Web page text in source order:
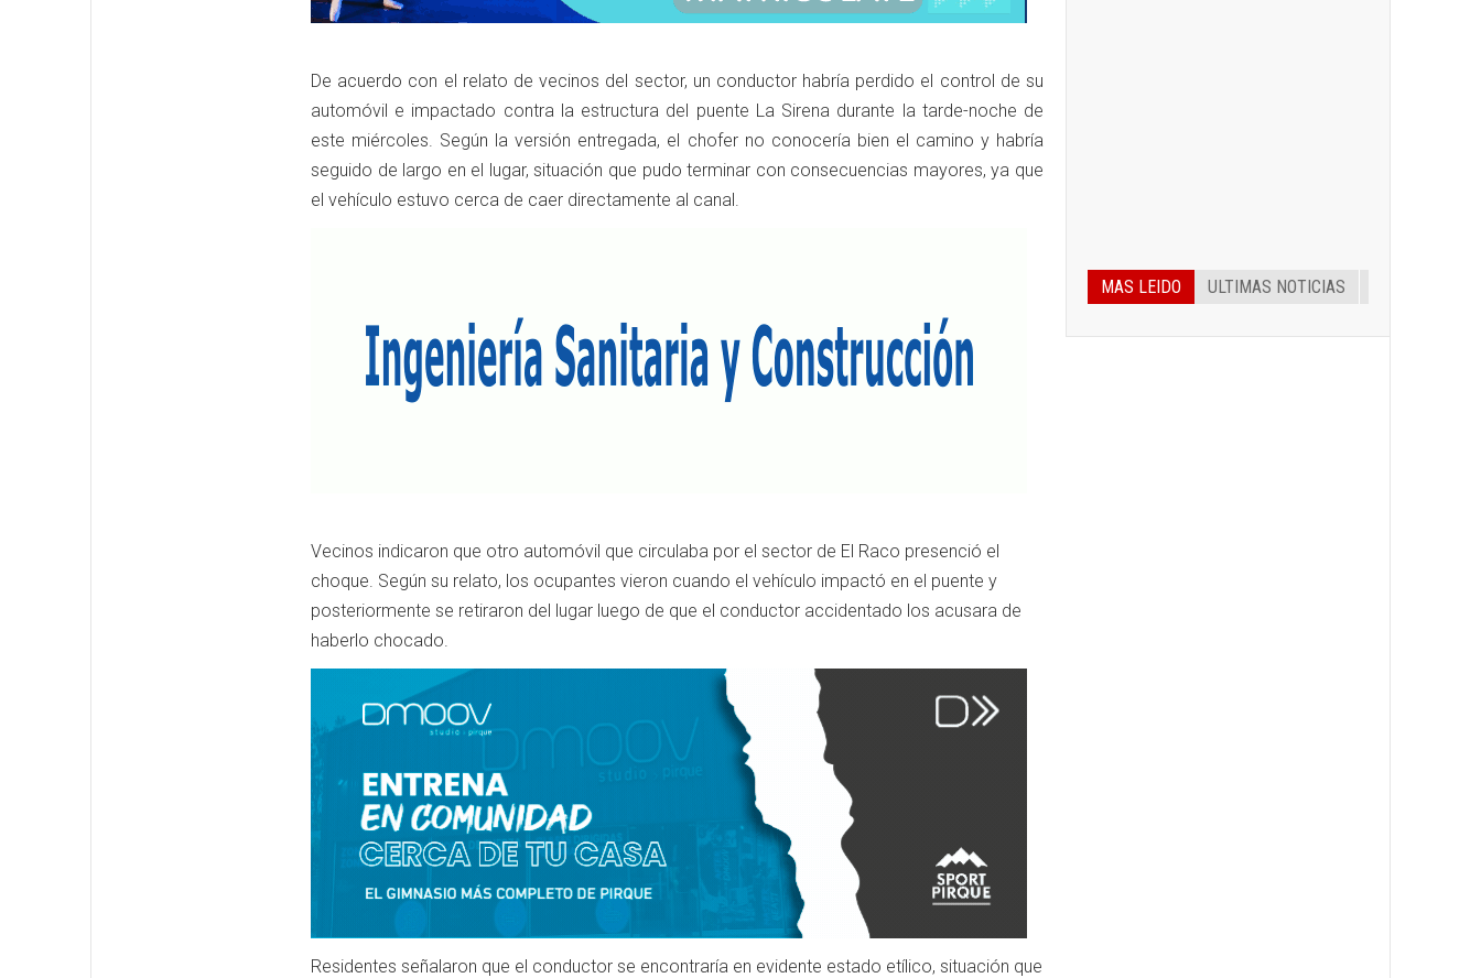
De acuerdo con el relato de vecinos del sector, un conductor habría perdido el control de su
automóvil e impactado contra la estructura del puente La Sirena durante la tarde-noche de
este miércoles. Según la versión entregada, el chofer no conocería bien el camino y habría
seguido de largo en el lugar, situación que pudo terminar con consecuencias mayores, ya que
el vehículo estuvo cerca de caer directamente al canal.
Vecinos indicaron que otro automóvil que circulaba por el sector de El Raco presenció el
choque. Según su relato, los ocupantes vieron cuando el vehículo impactó en el puente y
posteriormente se retiraron del lugar luego de que el conductor accidentado los acusara de
haberlo chocado.
Residentes señalaron que el conductor se encontraría en evidente estado etílico, situación que
MAS LEIDO ULTIMAS NOTICIAS